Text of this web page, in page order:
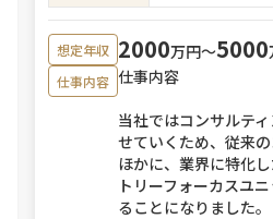
想定年収 2000万円〜5000
仕事内容 仕事内容
当社ではコンサルテ
せていくため、従来
ほかに、業界に特化
トリーフォーカスユ
ることになりました。